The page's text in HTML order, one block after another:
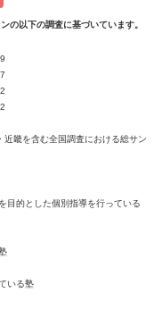
の以下の調査に基づいています。
畿を含む全国調査における総サン
目的とした個別指導を行っている
いる塾